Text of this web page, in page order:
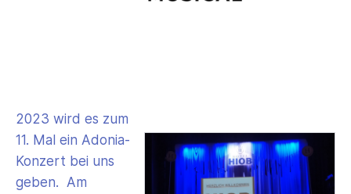
2023 wird es zum
11. Mal ein Adonia-
Konzert bei uns
geben. Am